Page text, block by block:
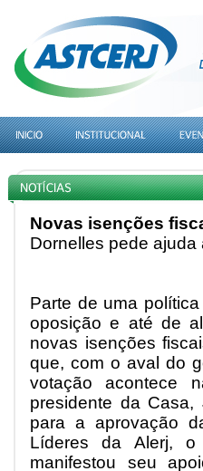
Novas isenções
Dornelles pede
Parte de uma
oposição e até de
novas isenções
que, com o aval do
votação acontece
presidente da
para a aprovação
Líderes da Alerj, o
manifestou seu